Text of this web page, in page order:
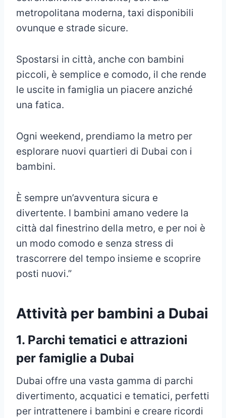
metropolitana moderna, taxi disponibili
ovunque e strade sicure.
Spostarsi in città, anche con bambini
piccoli, è semplice e comodo, il che rende
le uscite in famiglia un piacere anziché
una fatica.
Ogni weekend, prendiamo la metro per
esplorare nuovi quartieri di Dubai con i
bambini.
È sempre un’avventura sicura e
divertente. I bambini amano vedere la
città dal finestrino della metro, e per noi è
un modo comodo e senza stress di
trascorrere del tempo insieme e scoprire
posti nuovi.”
Attività per bambini a Dubai
1. Parchi tematici e attrazioni
per famiglie a Dubai
Dubai offre una vasta gamma di parchi
divertimento, acquatici e tematici, perfetti
per intrattenere i bambini e creare ricordi